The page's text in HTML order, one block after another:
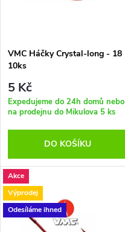
p
r
o
d
u
k
s
p
r
o
d
u
VMC Háčky Crystal-long - 18
10ks
5 Kč
Expedujeme do 24h domů nebo
na prodejnu do Mikulova 5 ks
DO KOŠÍKU
Akce
Výprodej
Odesíláme ihned